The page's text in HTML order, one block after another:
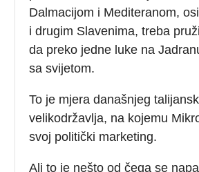
Dalmacijom i Mediteranom,
i drugim Slavenima, treba
da preko jedne luke na
sa svijetom.
To je mjera današnjeg
velikodržavlja, na kojemu
svoj politički marketing.
Ali to je nešto od čega se